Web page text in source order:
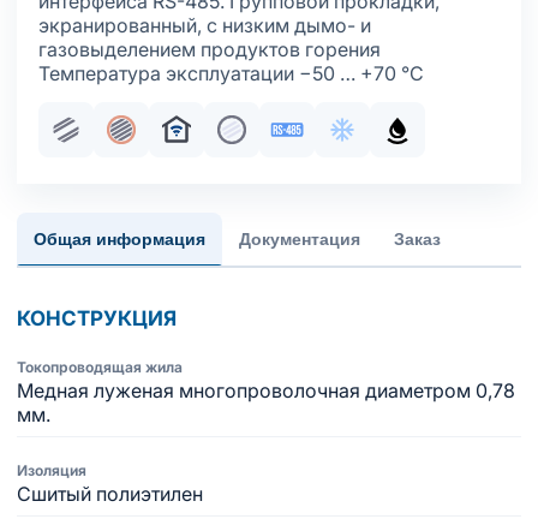
экранированный, с низким дымо- и
газовыделением продуктов горения
Температура эксплуатации −50 … +70 °С
Парная скрутка
Общий экран
Для систем умный дом
Жила медная
Интерфейс RS-485
Хладостойкое
Общая информация Документация Заказ
КОНСТРУКЦИЯ
Токопроводящая жила
Медная луженая многопроволочная диаметром 0,78
мм.
Изоляция
Сшитый полиэтилен